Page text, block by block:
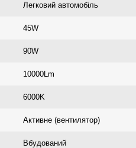
Легковий автомобіль
45W
90W
10000Lm
6000K
Активне (вентилятор)
Вбудований